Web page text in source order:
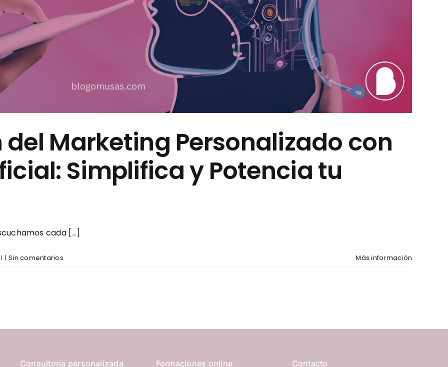
Marketing Personalizado con
Simplifica y Potencia tu
cada [...]
| Sin comentarios Más información
Consultoría personalizada Formaciones online Contacto